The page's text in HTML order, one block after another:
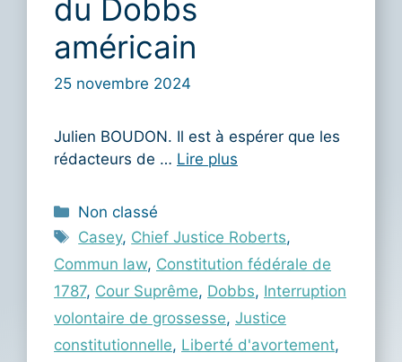
du Dobbs
américain
25 novembre 2024
Julien BOUDON. Il est à espérer que les
rédacteurs de … Lire plus
Catégories
Non classé
Étiquettes
Casey, Chief Justice Roberts,
Commun law, Constitution fédérale de
1787, Cour Suprême, Dobbs, Interruption
volontaire de grossesse, Justice
constitutionnelle, Liberté d'avortement,